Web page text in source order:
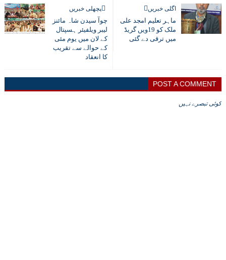
اگلی خبریں
ماہر تعلیم امجد علی
ملک کو 19ویں گریڈ
میں ترقی دے گئی
پچھلی خبریں
چوآ سیدن شاہ مائنز
لیبر ویلفیئر ہسپتال
کے لان میں یوم مئی
کے حوالے سے تقریب
کا انعقاد
POST A COMMENT
کوئی تبصرے نہیں